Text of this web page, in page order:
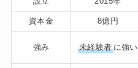
資本金 8億円
強み 未経験者に強い